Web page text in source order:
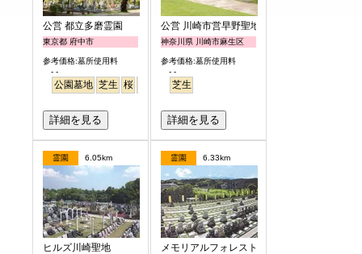
公営 都立多磨霊園
東京都 府中市
参考価格:墓所使用料
- -
公園墓地 芝生 桜
詳細を見る
公営 川崎市営早野聖地公園
神奈川県 川崎市麻生区
参考価格:墓所使用料
- -
芝生
詳細を見る
霊園 6.05km
ヒルズ川崎聖地
霊園 6.33km
メモリアルフォレスト多摩